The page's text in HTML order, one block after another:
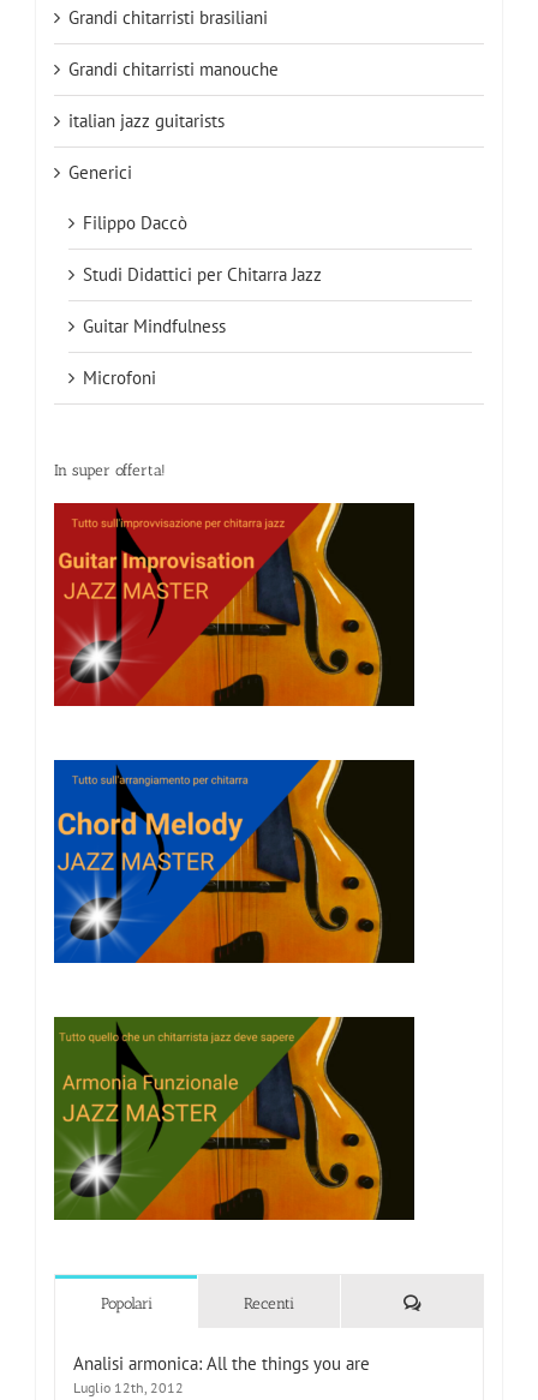
Grandi chitarristi brasiliani
Grandi chitarristi manouche
italian jazz guitarists
Generici
Filippo Daccò
Studi Didattici per Chitarra Jazz
Guitar Mindfulness
Microfoni
In super offerta!
Popolari Recenti Commenti
Analisi armonica: All the things you are
Luglio 12th, 2012